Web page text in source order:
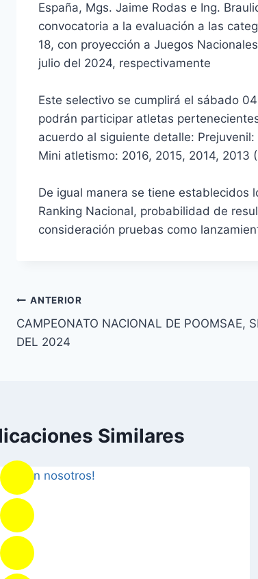
España, Mgs. Jaime Rodas e Ing.
convocatoria a la evaluación a las
18, con proyección a Juegos
julio del 2024, respectivamente
Este selectivo se cumplirá el sábado
podrán participar atletas
acuerdo al siguiente detalle: Prejuvenil:
Mini atletismo: 2016, 2015, 2014, 2013
De igual manera se tiene establecidos
Ranking Nacional, probabilidad de
consideración pruebas como
ANTERIOR
CAMPEONATO NACIONAL DE POOMSAE,
DEL 2024
Similares